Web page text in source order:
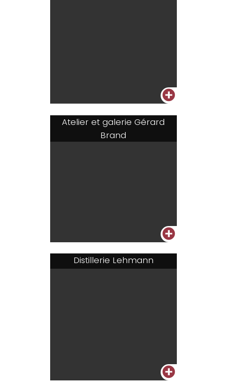
+
Atelier et galerie Gérard
Brand
+
Distillerie Lehmann
+